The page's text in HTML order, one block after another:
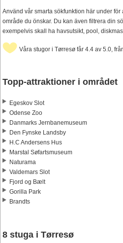
Använd vår smarta sökfunktion här under
område du önskar. Du kan även filtrera din
exempelvis skall ha havsutsikt, pool,
Våra stugor i Tørresø får 4.4 av 5.0,
Topp-attraktioner i området
Egeskov Slot
Odense Zoo
Danmarks Jernbanemuseum
Den Fynske Landsby
H.C Andersens Hus
Marstal Søfartsmuseum
Naturama
Valdemars Slot
Fjord og Bælt
Gorilla Park
Brandts
8 stuga i Tørresø